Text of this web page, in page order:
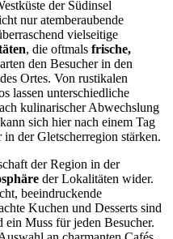
der Südinsel
nur atemberaubende
vielseitige
, die oftmals frische,
den Besucher in den
Ortes. Von rustikalen
lassen unterschiedliche
kulinarischer Abwechslung
sich hier nach einem Tag
der Gletscherregion stärken.
der Region in der
der Lokalitäten wider.
beeindruckende
Kuchen und Desserts sind
Muss für jeden Besucher.